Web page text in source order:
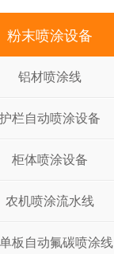
粉末喷涂设备
铝材喷涂线
护栏自动喷涂设备
柜体喷涂设备
农机喷涂流水线
板自动氟碳喷涂线